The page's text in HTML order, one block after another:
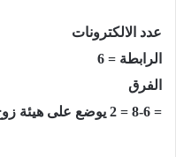
عدد الالكترونات
الرابطة = 6
الفرق
= 8-6 = 2 يوضع على هيئة زوج غير رابط على الذرة المركزية